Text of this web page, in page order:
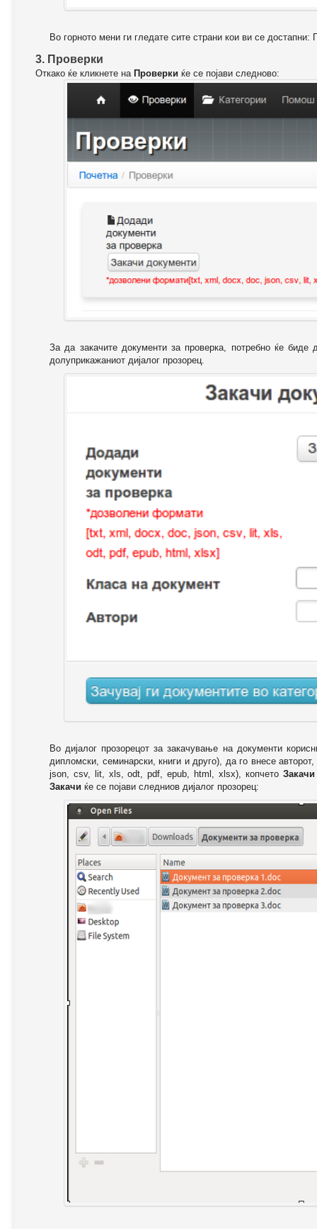
Во горното мени ги гледате сите страни кои ви се
3. Проверки
Откако ќе кликнете на Проверки ќе се појави следново:
За да закачите документи за проверка, потребно ќе биде
долуприкажаниот дијалог прозорец.
Во дијалог прозорецот за закачување на документи
дипломски, семинарски, книги и друго), да го внесе
json, csv, lit, xls, odt, pdf, epub, html, xlsx), копчето Закачи
Закачи ќе се појави следниов дијалог прозорец: